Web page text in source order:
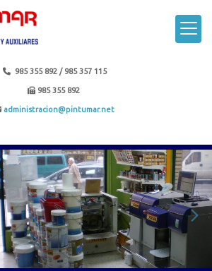
985 355 892 / 985 357 115
985 355 892
administracion pintumar.net